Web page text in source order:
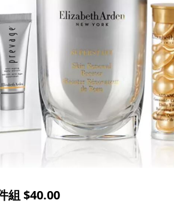
組 $40.00